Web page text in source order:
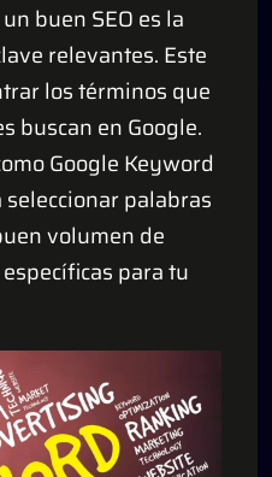
buen SEO es la
relevantes. Este
los términos que
buscan en Google.
Google Keyword
palabras
volumen de
para tu